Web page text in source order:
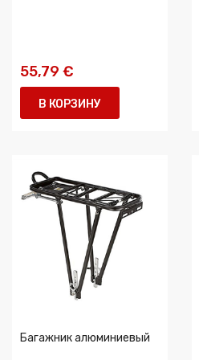
55,79 €
В КОРЗИНУ
Багажник алюминиевый